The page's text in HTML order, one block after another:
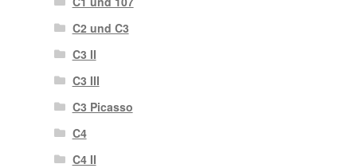
C2 und C3
C3 II
C3 III
C3 Picasso
C4
C4 II